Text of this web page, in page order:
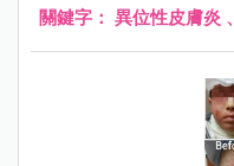
關鍵字： 異位性皮膚炎